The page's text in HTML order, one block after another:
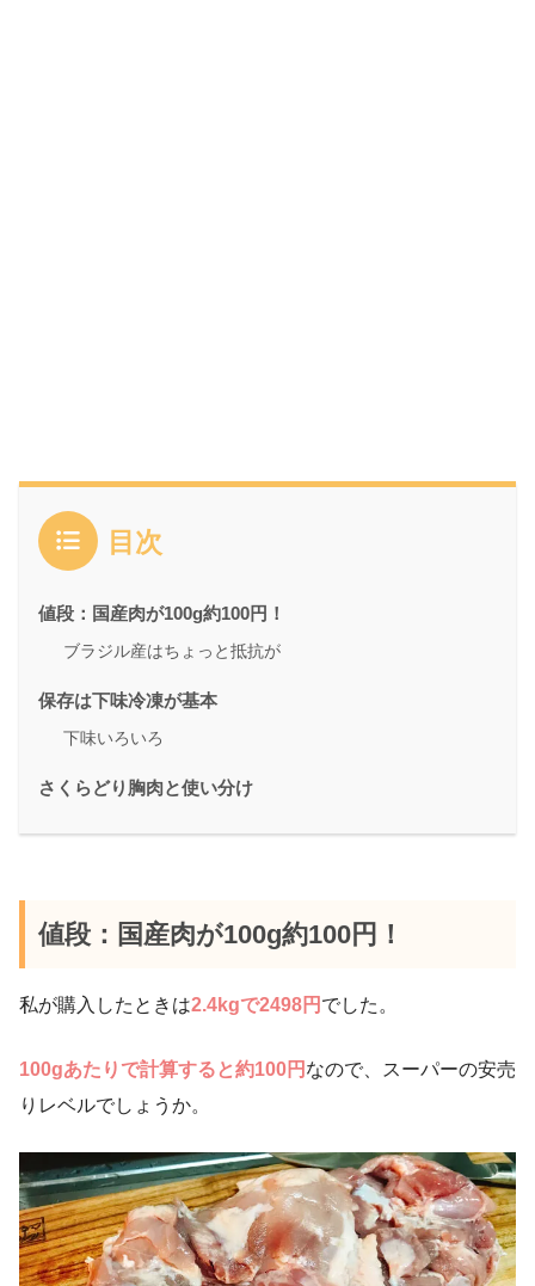
目次
値段：国産肉が100g約100円！
ブラジル産はちょっと抵抗が
保存は下味冷凍が基本
下味いろいろ
さくらどり胸肉と使い分け
値段：国産肉が100g約100円！
私が購入したときは2.4kgで2498円 でした。
100gあたりで計算すると約100円 なので、スーパーの安売
りレベルでしょうか。